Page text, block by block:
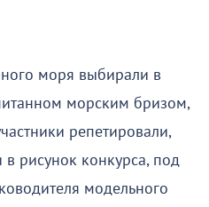
моря выбирали в
морским бризом,
репетировали,
рисунок конкурса, под
модельного